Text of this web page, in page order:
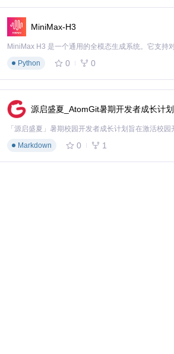
）
MiniMax-H3
Python
0 0
源启盛夏_AtomGit暑期开发者成长计划
Markdown
0 1